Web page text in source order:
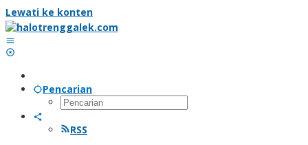
Lewati ke konten
Pencarian
RSS